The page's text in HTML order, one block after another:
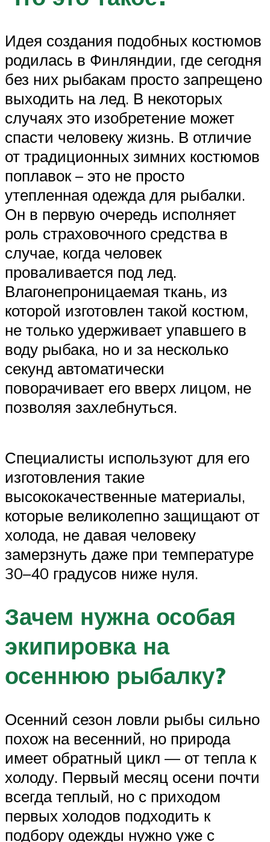
Идея создания подобных костюмов
родилась в Финляндии, где сегодня
без них рыбакам просто запрещено
выходить на лед. В некоторых
случаях это изобретение может
спасти человеку жизнь. В отличие
от традиционных зимних костюмов
поплавок – это не просто
утепленная одежда для рыбалки.
Он в первую очередь исполняет
роль страховочного средства в
случае, когда человек
проваливается под лед.
Влагонепроницаемая ткань, из
которой изготовлен такой костюм,
не только удерживает упавшего в
воду рыбака, но и за несколько
секунд автоматически
поворачивает его вверх лицом, не
позволяя захлебнуться.
Специалисты используют для его
изготовления такие
высококачественные материалы,
которые великолепно защищают от
холода, не давая человеку
замерзнуть даже при температуре
30–40 градусов ниже нуля.
Зачем нужна особая
экипировка на
осеннюю рыбалку?
Осенний сезон ловли рыбы сильно
похож на весенний, но природа
имеет обратный цикл — от тепла к
холоду. Первый месяц осени почти
всегда теплый, но с приходом
первых холодов подходить к
подбору одежды нужно уже с